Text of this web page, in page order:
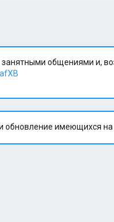
общениями и,
обновление имеющихся на